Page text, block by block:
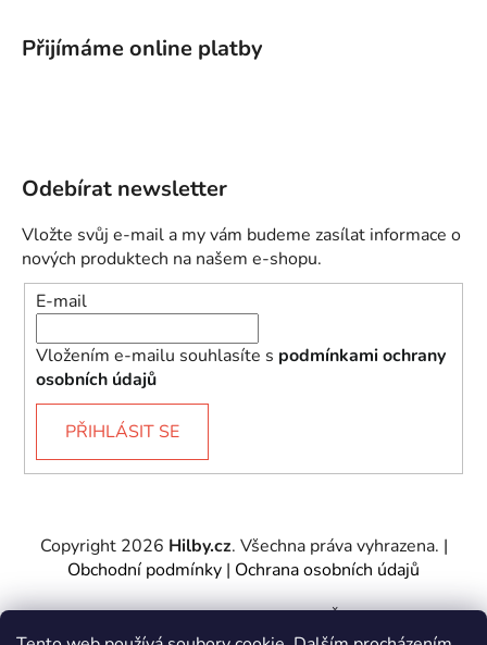
Přijímáme online platby
Odebírat newsletter
Vložte svůj e-mail a my vám budeme zasílat informace o
nových produktech na našem e-shopu.
E-mail
Vložením e-mailu souhlasíte s podmínkami ochrany
osobních údajů
PŘIHLÁSIT SE
Copyright 2026 Hilby.cz. Všechna práva vyhrazena. |
Obchodní podmínky | Ochrana osobních údajů
Provozovatel e-shopu: Hilby CZ s.r.o., IČ: 27467317, se